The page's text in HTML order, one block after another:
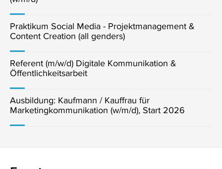
Praktikum Social Media - Projektmanagement &
Content Creation (all genders)
Referent (m/w/d) Digitale Kommunikation &
Öffentlichkeitsarbeit
Ausbildung: Kaufmann / Kauffrau für
Marketingkommunikation (w/m/d), Start 2026